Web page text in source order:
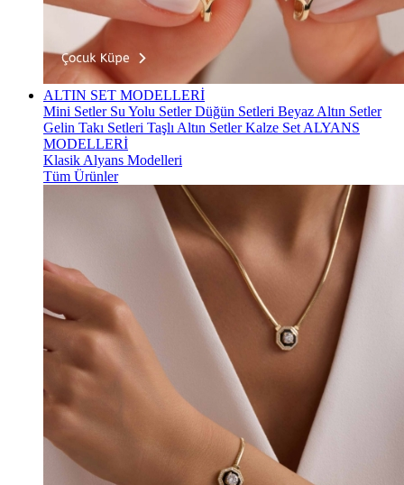
ALTIN SET MODELLERİ
Mini Setler Su Yolu SetlerDüğün Setleri Beyaz Altın Setler
Gelin Takı Setleri Taşlı Altın SetlerKalze Set ALYANS
MODELLERİ
Klasik Alyans Modelleri
Tüm Ürünler